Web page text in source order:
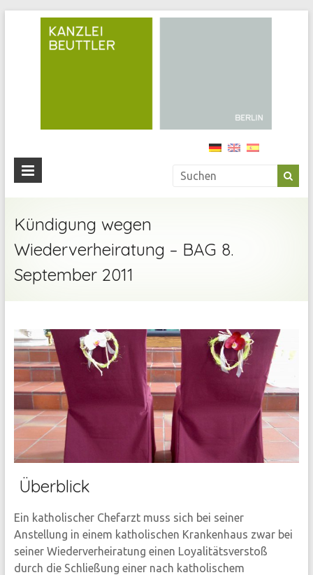
Kündigung wegen
Wiederverheiratung – BAG 8.
September 2011
Überblick
Ein katholischer Chefarzt muss sich bei seiner
Anstellung in einem katholischen Krankenhaus zwar bei
seiner Wiederverheiratung einen Loyalitätsverstoß
durch die Schließung einer nach katholischem